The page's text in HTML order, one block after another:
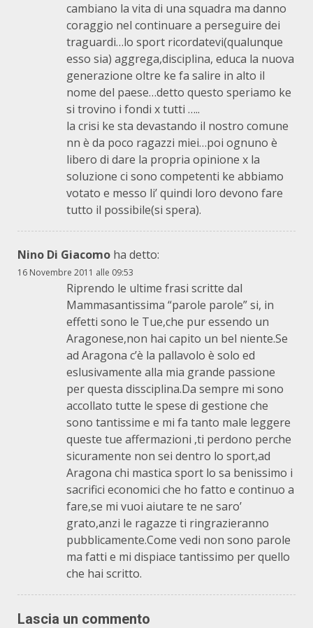
cambiano la vita di una squadra ma danno
coraggio nel continuare a perseguire dei
traguardi…lo sport ricordatevi(qualunque
esso sia) aggrega,disciplina, educa la nuova
generazione oltre ke fa salire in alto il
nome del paese…detto questo speriamo ke
si trovino i fondi x tutti …..
la crisi ke sta devastando il nostro comune
nn è da poco ragazzi miei…poi ognuno è
libero di dare la propria opinione x la
soluzione ci sono competenti ke abbiamo
votato e messo li’ quindi loro devono fare
tutto il possibile(si spera).
Nino Di Giacomo ha detto:
16 Novembre 2011 alle 09:53
Riprendo le ultime frasi scritte dal
Mammasantissima “parole parole” si, in
effetti sono le Tue,che pur essendo un
Aragonese,non hai capito un bel niente.Se
ad Aragona c’è la pallavolo è solo ed
eslusivamente alla mia grande passione
per questa dissciplina.Da sempre mi sono
accollato tutte le spese di gestione che
sono tantissime e mi fa tanto male leggere
queste tue affermazioni ,ti perdono perche
sicuramente non sei dentro lo sport,ad
Aragona chi mastica sport lo sa benissimo i
sacrifici economici che ho fatto e continuo a
fare,se mi vuoi aiutare te ne saro’
grato,anzi le ragazze ti ringrazieranno
pubblicamente.Come vedi non sono parole
ma fatti e mi dispiace tantissimo per quello
che hai scritto.
Lascia un commento